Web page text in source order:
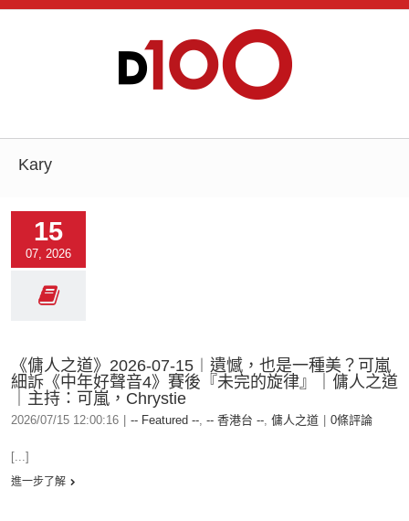
Kary
15
07, 2026
《傭人之道》2026-07-15︱遺憾，也是一種美？可嵐
細訴《中年好聲音4》賽後『未完的旋律』｜傭人之道
｜主持：可嵐，Chrystie
2026/07/15 12:00:16 -- Featured --, -- 香港台 --, 傭人之道 0條評論
[...]
進一步了解